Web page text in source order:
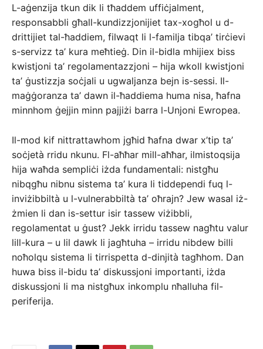
L-aġenzija tkun dik li tħaddem uffiċjalment,
responsabbli għall-kundizzjonijiet tax-xogħol u d-
drittijiet tal-ħaddiem, filwaqt li l-familja tibqa’ tirċievi
s-servizz ta’ kura meħtieġ. Din il-bidla mhijiex biss
kwistjoni ta’ regolamentazzjoni – hija wkoll kwistjoni
ta’ ġustizzja soċjali u ugwaljanza bejn is-sessi. Il-
maġġoranza ta’ dawn il-ħaddiema huma nisa, ħafna
minnhom ġejjin minn pajjiżi barra l-Unjoni Ewropea.
Il-mod kif nittrattawhom jgħid ħafna dwar x’tip ta’
soċjetà rridu nkunu. Fl-aħħar mill-aħħar, ilmistoqsija
hija waħda sempliċi iżda fundamentali: nistgħu
nibqgħu nibnu sistema ta’ kura li tiddependi fuq l-
inviżibbiltà u l-vulnerabbiltà ta’ oħrajn? Jew wasal iż-
żmien li dan is-settur isir tassew viżibbli,
regolamentat u ġust? Jekk irridu tassew nagħtu valur
lill-kura – u lil dawk li jagħtuha – irridu nibdew billi
noħolqu sistema li tirrispetta d-dinjità tagħhom. Dan
huwa biss il-bidu ta’ diskussjoni importanti, iżda
diskussjoni li ma nistgħux inkomplu nħalluha fil-
periferija.